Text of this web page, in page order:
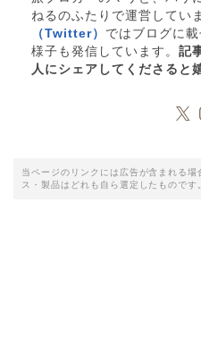
ねるのふたりで運営してい
（Twitter） ではブログに
様子も発信しています。 記
人にシェアしてくださると
当ページのリンクには広告が含まれる
ス・製品はどれも自ら選定したものです